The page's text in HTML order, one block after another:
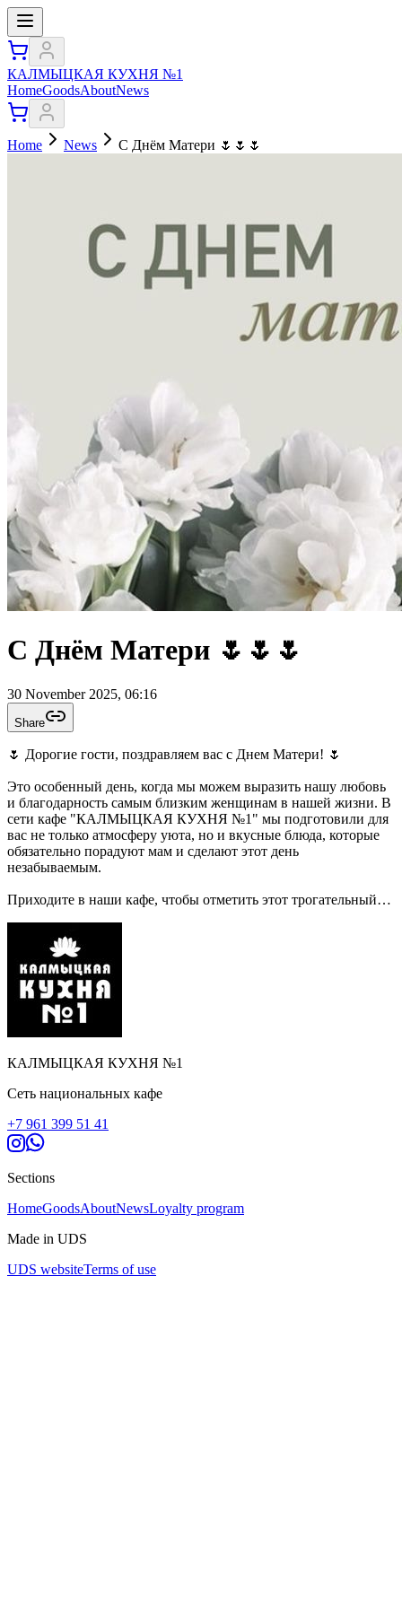
КАЛМЫЦКАЯ КУХНЯ №1
HomeGoodsAboutNews
Home News С Днём Матери 🌷🌷🌷
С Днём Матери 🌷🌷🌷
30 November 2025, 06:16
Share
🌷 Дорогие гости, поздравляем вас с Днем Матери! 🌷
Это особенный день, когда мы можем выразить нашу любовь
и благодарность самым близким женщинам в нашей жизни. В
сети кафе "КАЛМЫЦКАЯ КУХНЯ №1" мы подготовили для
вас не только атмосферу уюта, но и вкусные блюда, которые
обязательно порадуют мам и сделают этот день
незабываемым.
Приходите в наши кафе, чтобы отметить этот трогательный
доставка через приложение UDS. Позвольте нам помочь вам
сделать вашу маму по-настоящему счастливой!
Открыты для вас:
🏡 Сухэ-Батора, 9
🏡 Ленина, 200
домашней кухни! Ждем вас! 🫶
КАЛМЫЦКАЯ КУХНЯ №1
Сеть национальных кафе
+7 961 399 51 41
Sections
HomeGoodsAboutNewsLoyalty program
Made in UDS
UDS websiteTerms of use